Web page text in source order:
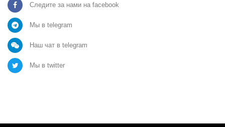
Следите за нами на facebook
Мы в telegram
Наш чат в telegram
Мы в twitter